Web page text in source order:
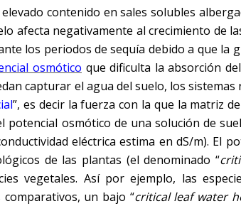
contenido en sales solubles
afecta negativamente al crecimiento de
los periodos de sequía debido a que la
osmótico que dificulta la absorción
capturar el agua del suelo, los sistemas
”, es decir la fuerza con la que la matriz
potencial osmótico de una solución de
eléctrica estima en dS/m). El
de las plantas (el denominado “
vegetales. Así por ejemplo, las
un bajo “criticalleaf water